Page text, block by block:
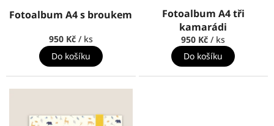
Fotoalbum A4 s broukem
950 Kč / ks
Do košíku
Fotoalbum A4 tři
kamarádi
950 Kč/ ks
Do košíku